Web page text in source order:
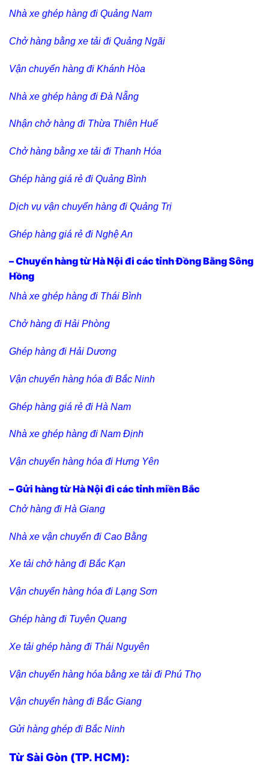
Nhà xe ghép hàng đi Quảng Nam
Chở hàng bằng xe tải đi Quảng Ngãi
Vận chuyển hàng đi Khánh Hòa
Nhà xe ghép hàng đi Đà Nẵng
Nhận chở hàng đi Thừa Thiên Huế
Chở hàng bằng xe tải đi Thanh Hóa
Ghép hàng giá rẻ đi Quảng Bình
Dịch vụ vận chuyển hàng đi Quảng Trị
Ghép hàng giá rẻ đi Nghệ An
– Chuyển hàng từ Hà Nội đi các tỉnh Đồng Bằng Sông
Hồng
Nhà xe ghép hàng đi Thái Bình
Chở hàng đi Hải Phòng
Ghép hàng đi Hải Dương
Vận chuyển hàng hóa đi Bắc Ninh
Ghép hàng giá rẻ đi Hà Nam
Nhà xe ghép hàng đi Nam Định
Vận chuyển hàng hóa đi Hưng Yên
– Gửi hàng từ Hà Nội đi các tỉnh miền Bắc
Chở hàng đi Hà Giang
Nhà xe vận chuyển đi Cao Bằng
Xe tải chở hàng đi Bắc Kạn
Vận chuyển hàng hóa đi Lạng Sơn
Ghép hàng đi Tuyên Quang
Xe tải ghép hàng đi Thái Nguyên
Vận chuyển hàng hóa bằng xe tải đi Phú Thọ
Vận chuyển hàng đi Bắc Giang
Gửi hàng ghép đi Bắc Ninh
Từ Sài Gòn (TP. HCM):